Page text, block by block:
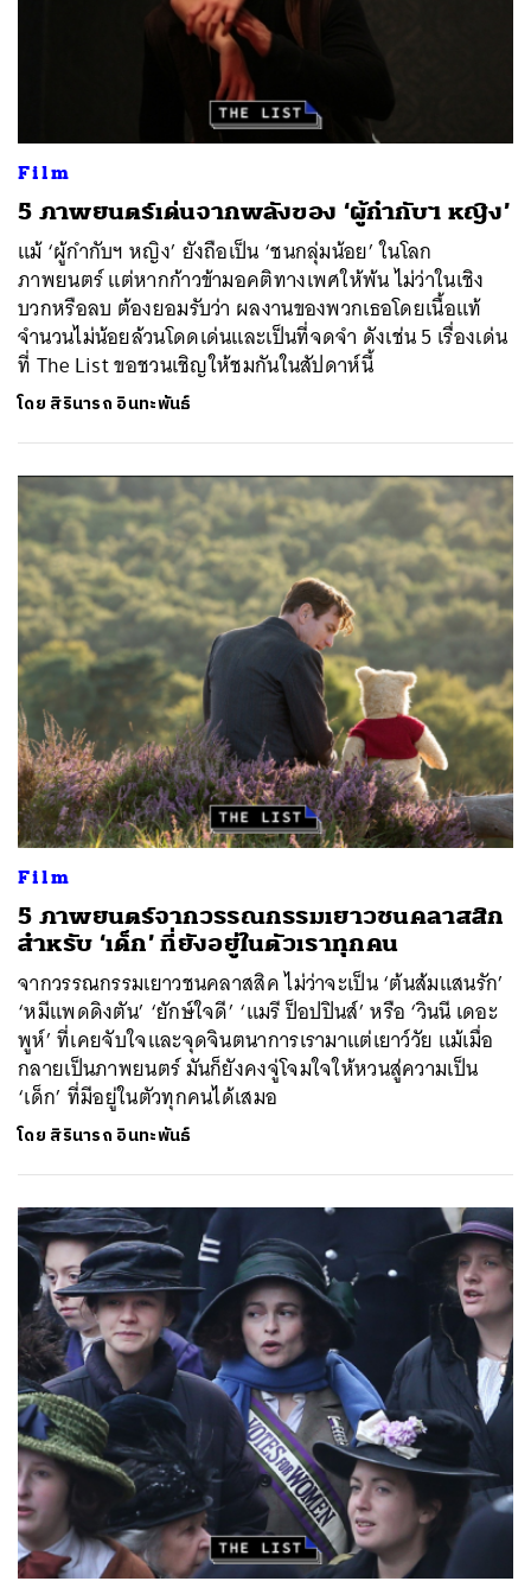
Film
5 ภาพยนตร์เด่นจากพลังของ ‘ผู้กำกับฯ หญิง’
แม้ ‘ผู้กำกับฯ หญิง’ ยังถือเป็น ‘ชนกลุ่มน้อย’ ในโลก
ภาพยนตร์ แต่หากก้าวข้ามอคติทางเพศให้พ้น ไม่ว่าในเชิง
บวกหรือลบ ต้องยอมรับว่า ผลงานของพวกเธอโดยเนื้อแท้
จำนวนไม่น้อยล้วนโดดเด่นและเป็นที่จดจำ ดังเช่น 5 เรื่องเด่น
ที่ The List ขอชวนเชิญให้ชมกันในสัปดาห์นี้
โดย สิรินารถ อินทะพันธ์
Film
5 ภาพยนตร์จากวรรณกรรมเยาวชนคลาสสิก
สำหรับ ‘เด็ก’ ที่ยังอยู่ในตัวเราทุกคน
จากวรรณกรรมเยาวชนคลาสสิค ไม่ว่าจะเป็น ‘ต้นส้มแสนรัก’
‘หมีแพดดิงตัน’ ‘ยักษ์ใจดี’ ‘แมรี ป็อปปินส์’ หรือ ‘วินนี เดอะ
พูห์’ ที่เคยจับใจและจุดจินตนาการเรามาแต่เยาว์วัย แม้เมื่อ
กลายเป็นภาพยนตร์ มันก็ยังคงจู่โจมใจให้หวนสู่ความเป็น
‘เด็ก’ ที่มีอยู่ในตัวทุกคนได้เสมอ
โดย สิรินารถ อินทะพันธ์